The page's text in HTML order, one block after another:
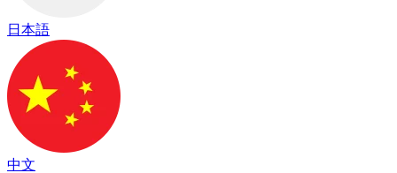
日本語
中文